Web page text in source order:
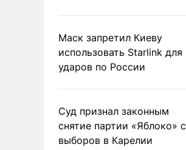
Маск запретил Киеву
использовать Starlink для
ударов по России
Суд признал законным
снятие партии «Яблоко» с
выборов в Карелии